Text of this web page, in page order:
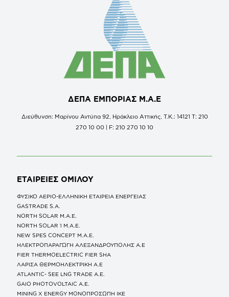
ΔΕΠΑ ΕΜΠΟΡΙΑΣ Μ.Α.Ε
Διεύθυνση: Μαρίνου Αντύπα 92, Ηράκλειο Αττικής, Τ.Κ.: 14121 Τ: 210
270 10 00 | F: 210 270 10 10
ΕΤΑΙΡΕΙΕΣ ΟΜΙΛΟΥ
ΦΥΣΙΚΟ ΑΕΡΙΟ-ΕΛΛΗΝΙΚΗ ΕΤΑΙΡΕΙΑ ΕΝΕΡΓΕΙΑΣ
GASTRADE S.A.
NORTH SOLAR M.Α.Ε.
NORTH SOLAR 1 M.Α.Ε.
NEW SPES CONCEPT Μ.Α.Ε.
ΗΛΕΚΤΡΟΠΑΡΑΓΩΓΗ ΑΛΕΞΑΝΔΡΟΥΠΟΛΗΣ A.E
FIER THERMOELECTRIC FIER SHA
ΛΑΡΙΣΑ ΘΕΡΜΟΗΛΕΚΤΡΙΚΗ A.E
ATLANTIC- SEE LNG TRADE A.E.
GAIO PHOTOVOLTAIC Α.Ε.
MINING X ENERGY ΜΟΝΟΠΡΟΣΩΠΗ ΙΚΕ